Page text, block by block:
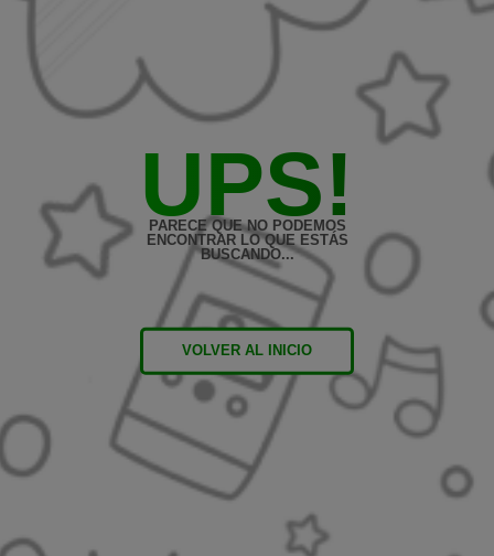
UPS!
PARECE QUE NO PODEMOS
ENCONTRAR LO QUE ESTÁS
BUSCANDO...
VOLVER AL INICIO